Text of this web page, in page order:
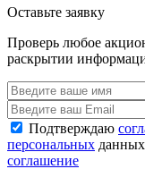
Оставьте заявку
Проверь любое
раскрытии
Подтверждаю
персональных
соглашение